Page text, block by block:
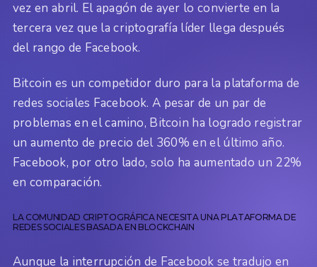
vez en abril. El apagón de ayer lo convierte en la
tercera vez que la criptografía líder llega después
del rango de Facebook.
Bitcoin es un competidor duro para la plataforma de
redes sociales Facebook. A pesar de un par de
problemas en el camino, Bitcoin ha logrado registrar
un aumento de precio del 360% en el último año.
Facebook, por otro lado, solo ha aumentado un 22%
en comparación.
LA COMUNIDAD CRIPTOGRÁFICA NECESITA UNA PLATAFORMA DE
REDES SOCIALES BASADA EN BLOCKCHAIN
Aunque la interrupción de Facebook se tradujo en